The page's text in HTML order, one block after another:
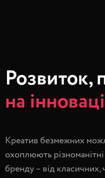
Розвиток,
на
Креатив безмежних
охоплюють
бренду – від